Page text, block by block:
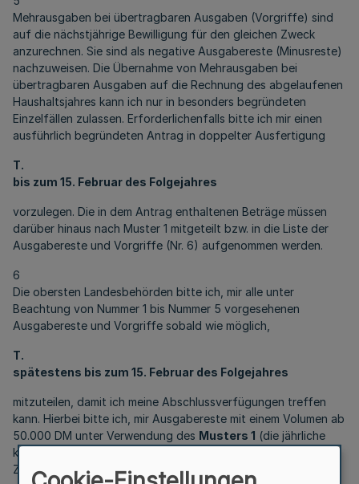
Mehrausgaben bei übertragbaren Ausgaben (Vorgriffe) sind
auf die nächstjährige Bewilligung für den gleichen Zweck
anzurechnen. Sie sind als negative Ausgabereste (Minusreste)
nachzuweisen. Die Übernahme von Mehrausgaben bei
übertragbaren Ausgaben auf die Rechnung des abgelaufenen
Haushaltsjahres kann ich nur in besonders begründeten
Einzelfällen zulassen. Erforderlichenfalls bitte ich mir einen
ausführlich begründeten Antrag in doppelter Ausfertigung
T.
bis zum 15. Februar des Folgejahres
vorzulegen. Die in dem Antrag enthaltenen Beträge müssen
darüber hinaus nach Muster 1 mitgeteilt bzw. in die Liste der
Ausgabereste und Vorgriffe (Nr. 6) aufgenommen werden.
6
Die obersten Landesbehörden bitte ich, mir alle unter
Beachtung von Nummer 1 bis Nummer 5 vorgesehenen
Ausgabereste und Vorgriffe sobald wie möglich,
T.
spätestens bis zum 15. Februar des Folgejahres
mitzuteilen, damit ich meine Abschlussverfügungen treffen
kann. Hierbei bitte ich, mir Ausgabereste mit einem Volumen ab
50.000 DM unter Verwendung des Musters 1 (die jährliche
kalendarische Aktualisierung des Musters bitte ich in eigener
Zuständigkeit vorzunehmen) in dreifacher Ausfertigung